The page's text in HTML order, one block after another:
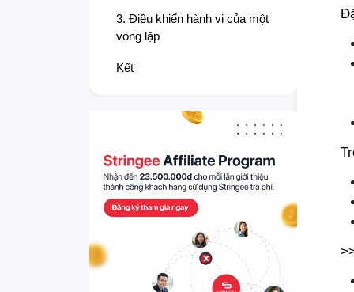
3. Điều khiển hành vi của một
vòng lặp
Kết